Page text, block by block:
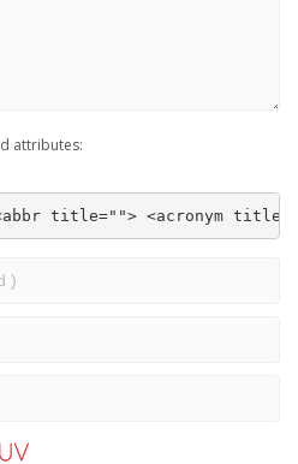
attributes:
title=""> <acronym